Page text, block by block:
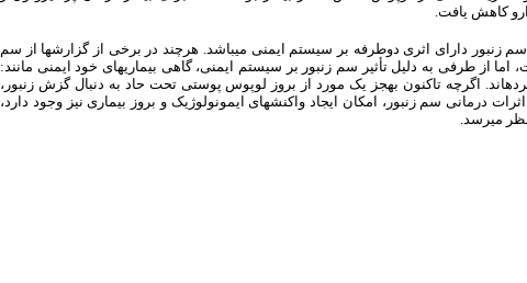
کاهش یافت.
دارای اثری دو‏طرفه بر سیستم ایمنی می‏باشد. هرچند در برخی از گزارش‏ها از سم
از طرفی به ‏دلیل تأثیر سم زنبور بر سیستم ایمنی، گاهی بیماری‏های خود ایمنی مانند:
اگرچه تاکنون به‏جز یک مورد از بروز لوپوس پوستی تحت حاد به ‏دنبال گزش زنبور،
درمانی سم زنبور، امکان ایجاد واکنش‏های ایمونولوژیک و بروز بیماری نیز وجود دارد،
می‏رسد.